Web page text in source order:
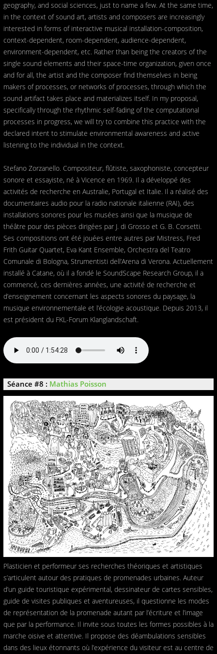
geography, and social sciences, just to name a few. At the same time,
in the context of sound art, artists and composers are increasingly
interested in forms of interactive musical installation-composition,
context-dependent, room-dependent, audience-dependent,
environment-dependent, etc. Rather than being the creators of the
single sound elements and their space-time organization, given once
and for all, the artist and the composer find themselves in being
makers of processes, or networks of processes, through which the
sound artifact takes place and materializes itself. In my proposal,
specifically through the rhythmic self-fading of the computational
processes in progress, we will try to combine this practice with the
declared intent to stimulate environmental awareness and active
listening to the individual in the context.
Stefano Zorzanello. Compositeur, flûtiste, saxophoniste, concepteur
sonore et essayiste, né à Vicence en 1969. Il a développé des
activités de recherche en Australie, Portugal et Italie. Il a réalisé des
documentaires audio pour la radio nationale italienne (RAI), des
installations sonores pour les musées ainsi que la musique de
théâtre pour des pièces dirigées par J. di Grosso et G. B. Corsetti.
Ses compositions ont été jouées entre autres par Mistress, Fred
Frith Guitar Quartet, Eva Kant Ensemble, Orchestra del Teatro
Comunale di Bologna, Strumentisti dell’Arena di Verona. Actuellement
installé à Catane, où il a fondé le SoundScape Research Group, il a
commencé, ces dernières années, une activité de recherche et
d’enseignement concernant les aspects sonores du paysage, la
musique environnementale et l’écologie acoustique. Depuis 2013, il
est président du FKL-Forum Klanglandschaft.
Séance #8 : Mathias Poisson
Plasticien et performeur ses recherches théoriques et artistiques
s’articulent autour des pratiques de promenades urbaines. Auteur
d’un guide touristique expérimental, dessinateur de cartes sensibles,
guide de visites publiques et aventureuses, il questionne les modes
de représentation de la promenade autant par l’écriture et l’image
que par la performance. Il invite sous toutes les formes possibles à la
marche oisive et attentive. Il propose des déambulations sensibles
dans des lieux étonnants où l’expérience du visiteur est au centre de